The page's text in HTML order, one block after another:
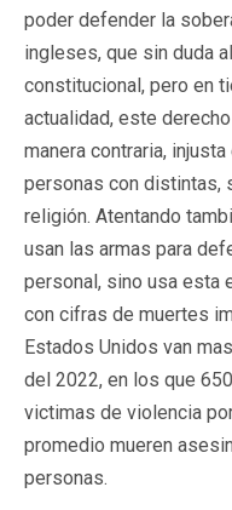
poder defender la
ingleses, que sin duda
constitucional, pero en
actualidad, este
manera contraria,
personas con distintas,
religión. Atentando
usan las armas para
personal, sino usa esta
con cifras de muertes
Estados Unidos van
del 2022, en los que
victimas de violencia
promedio mueren
personas.